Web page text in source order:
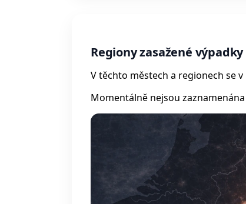
Regiony zasažené
V těchto městech a regionech se
Momentálně nejsou